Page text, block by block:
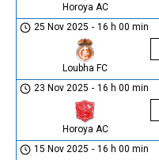
Horoya AC
25 Nov 2025 - 16 h 00 min
Loubha FC
23 Nov 2025 - 16 h 00 min
Horoya AC
15 Nov 2025 - 16 h 00 min